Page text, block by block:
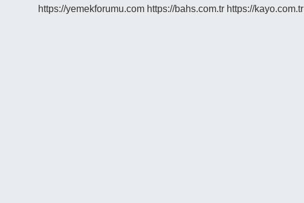
https://yemekforumu.com https://bahs.com.tr https://kayo.com.tr